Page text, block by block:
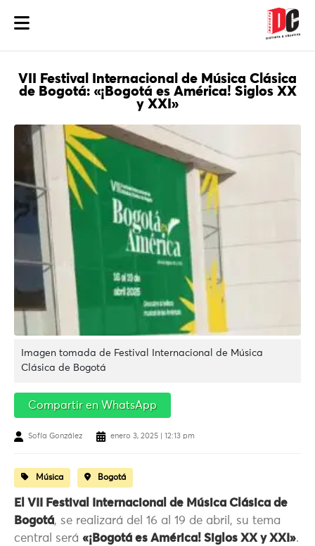
VII Festival Internacional de Música Clásica
de Bogotá: «¡Bogotá es América! Siglos XX
y XXI»
Imagen tomada de Festival Internacional de Música
Clásica de Bogotá
Compartir en WhatsApp
Sofía González enero 3, 2025 | 12:13 pm
Música Bogotá
El VII Festival Internacional de Música Clásica de
Bogotá, se realizará del 16 al 19 de abril, su tema
central será «¡Bogotá es América! Siglos XX y XXI».